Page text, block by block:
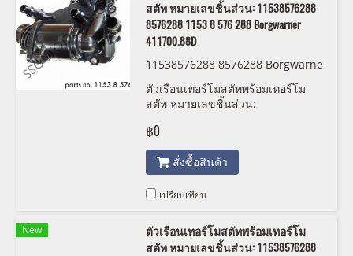
สตัท หมายเลขชิ้นส่วน: 11538576288
8576288 1153 8 576 288 Borgwarner
411700.88D
11538576288 8576288 Borgwarne
ตัวเรือนเทอร์โมสตัทพร้อมเทอร์โม
สตัท หมายเลขชิ้นส่วน:
576 288 Borgwarner 411700.88D
฿0
สั่งซื้อสินค้า
เปรียบเทียบ
New
ตัวเรือนเทอร์โมสตัทพร้อมเทอร์โม
สตัท หมายเลขชิ้นส่วน: 11538576288